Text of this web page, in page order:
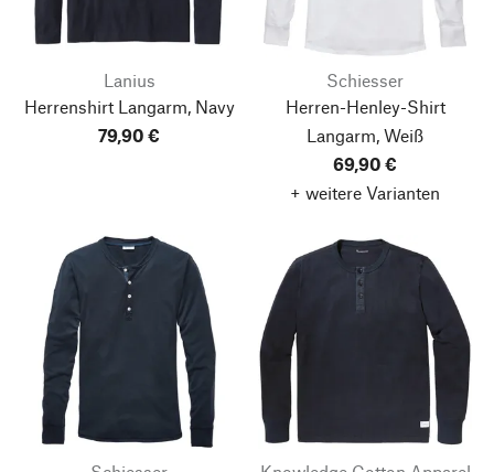
Lanius
Herrenshirt Langarm, Navy
79,90 €
Schiesser
Herren-Henley-Shirt
Langarm, Weiß
69,90 €
+ weitere Varianten